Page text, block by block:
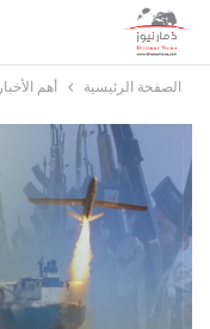
الصفحة الرئيسية أهم الأخبار